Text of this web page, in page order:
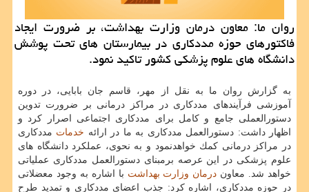
روان ما: معاون درمان وزارت بهداشت، بر ضرورت ایجاد
فاكتورهای حوزه مددكاری در بیمارستان های تحت پوشش
دانشگاه های علوم پزشكی كشور تاكید نمود.
به گزارش روان ما به نقل از مهر، قاسم جان بابایی، در دوره
آموزشی فرآیندهای مددكاری در مراكز درمانی بر ضرورت تدوین
دستورالعملی جامع و كامل برای مددكاری اجتماعی اصرار كرد و
اظهار داشت: دستورالعمل مددكاری به ما در ارائه خدمات مددكاری
در مراكز درمانی كمك خواهدنمود و به نحوی، عملكرد دانشگاه های
علوم پزشكی در این عرصه برمبنای دستورالعمل مددكاری عملیاتی
خواهد شد. معاون درمان وزارت بهداشت با اشاره به وجود معضلاتی
در حوزه مددكاری، اشاره كرد: جذب اعضای مددكاری و تمدید طرح